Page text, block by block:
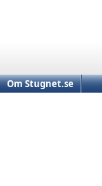
Om Stugnet.se